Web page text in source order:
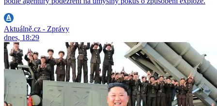
Aktuálně.cz - Zprávy
dnes, 18:29